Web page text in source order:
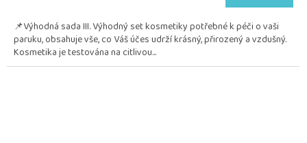
z
5
hvězdiček.
📌Výhodná sada III. Výhodný set kosmetiky potřebné k péči o vaši
paruku, obsahuje vše, co Váš účes udrží krásný, přirozený a vzdušný.
Kosmetika je testována na citlivou...